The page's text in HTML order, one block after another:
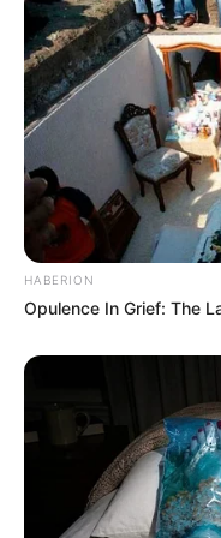
não garante
que, em 2026,um ACS
enquanto na ativa o piso
A categoria segue
momento, o benefício
possibilidade de
Matérias Bônus:
Saiba como Consultar o
Cálculo da
Auxílio Transporte:
HABERION
Opulence In Grief: The